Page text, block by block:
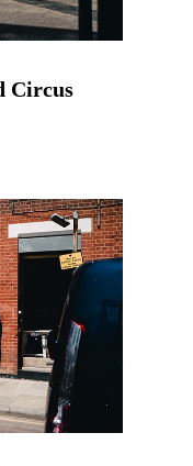
Circus